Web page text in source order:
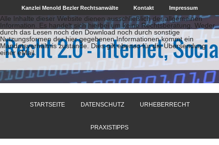
Kanzlei Menold Bezler Rechtsanwälte Kontakt Impressum
Alle Inhalte dieser Website dienen ausschließlich der allgemeinen
Information. Es handelt sich hierbei um keine Rechtsberatung. Weder
durch das Lesen noch den Download noch durch sonstige
Nutzungsformen der hier gegebenen Informationen kommt ein
Mandatsverhältnis zustande. Dies gilt ebenso für die Übersendung
einer eMail.
STARTSEITE DATENSCHUTZ URHEBERRECHT
PRAXISTIPPS